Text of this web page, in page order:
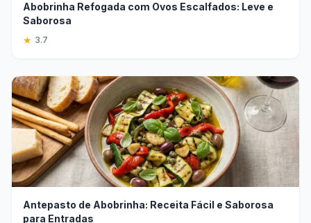
Abobrinha Refogada com Ovos Escalfados: Leve e
Saborosa
★ 3.7
Antepasto de Abobrinha: Receita Fácil e Saborosa
para Entradas